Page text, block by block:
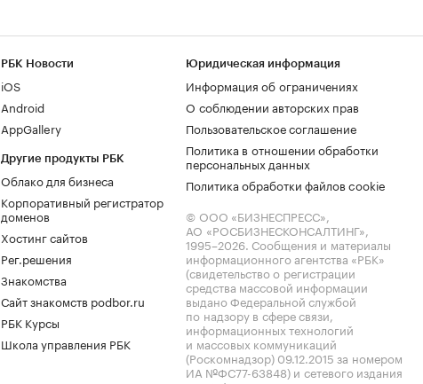
РБК Новости
iOS
Android
AppGallery
Другие продукты РБК
Облако для бизнеса
Корпоративный регистратор
доменов
Хостинг сайтов
Рег.решения
Знакомства
Сайт знакомств podbor.ru
РБК Курсы
Школа управления РБК
Юридическая информация
Информация об ограничениях
О соблюдении авторских прав
Пользовательское соглашение
Политика в отношении обработки
персональных данных
Политика обработки файлов cookie
© ООО «БИЗНЕСПРЕСС»,
АО «РОСБИЗНЕСКОНСАЛТИНГ»,
1995–2026. Сообщения и материалы
информационного агентства «РБК»
(свидетельство о регистрации
средства массовой информации
выдано Федеральной службой
по надзору в сфере связи,
информационных технологий
и массовых коммуникаций
(Роскомнадзор) 09.12.2015 за номером
ИА №ФС77-63848) и сетевого издания